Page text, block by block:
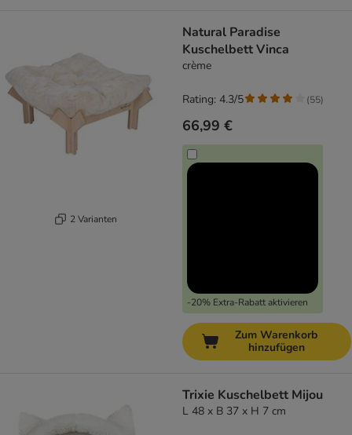
2 Varianten
Natural Paradise
Kuschelbett Vinca
crème
66,99 €
-20% Extra-Rabatt aktivieren
Rating: 4.3/5 (55)
Zum Warenkorb
hinzufügen
Trixie Kuschelbett Mijou
L 48 x B 37 x H 7 cm